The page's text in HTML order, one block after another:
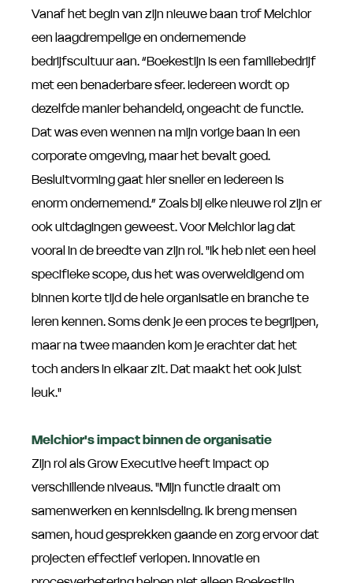
Vanaf het begin van zijn nieuwe baan trof Melchior
een laagdrempelige en ondernemende
bedrijfscultuur aan. “Boekestijn is een familiebedrijf
met een benaderbare sfeer. Iedereen wordt op
dezelfde manier behandeld, ongeacht de functie.
Dat was even wennen na mijn vorige baan in een
corporate omgeving, maar het bevalt goed.
Besluitvorming gaat hier sneller en iedereen is
enorm ondernemend.” Zoals bij elke nieuwe rol zijn er
ook uitdagingen geweest. Voor Melchior lag dat
vooral in de breedte van zijn rol. "Ik heb niet een heel
specifieke scope, dus het was overweldigend om
binnen korte tijd de hele organisatie en branche te
leren kennen. Soms denk je een proces te begrijpen,
maar na twee maanden kom je erachter dat het
toch anders in elkaar zit. Dat maakt het ook juist
leuk."
Melchior's impact binnen de organisatie
Zijn rol als Grow Executive heeft impact op
verschillende niveaus. "Mijn functie draait om
samenwerken en kennisdeling. Ik breng mensen
samen, houd gesprekken gaande en zorg ervoor dat
projecten effectief verlopen. Innovatie en